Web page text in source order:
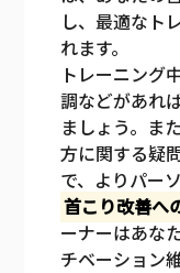
し、最適なト
れます。
トレーニング
調などがあれ
ましょう。ま
方に関する疑
で、よりパー
首こり改善へ
ーナーはあな
チベーション